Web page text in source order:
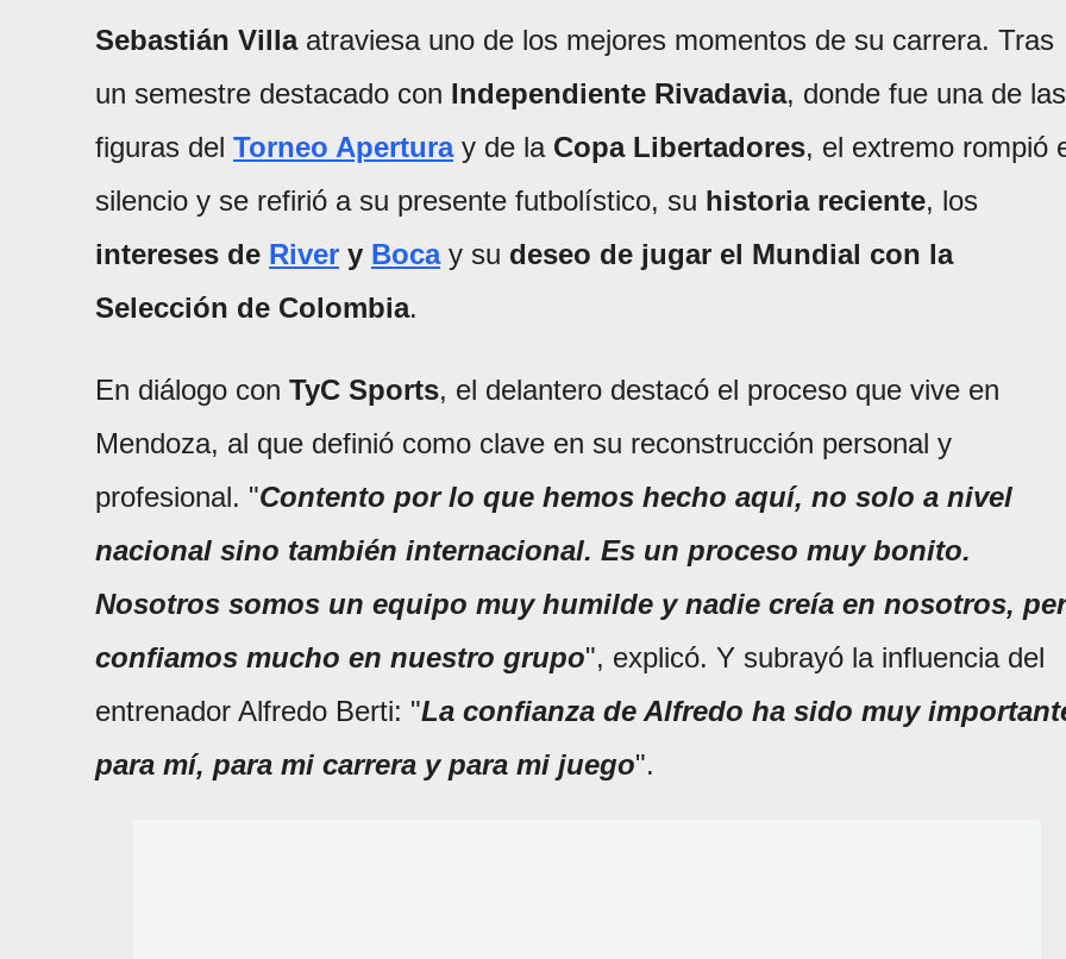
Sebastián Villa atraviesa uno de los mejores momentos de su carrera. Tras
un semestre destacado con Independiente Rivadavia, donde fue una de las
figuras del Torneo Aperturay de la Copa Libertadores, el extremo rompió
silencio y se refirió a su presente futbolístico, su historia reciente, los
intereses de River y Bocay su deseo de jugar el Mundial con la
Selección de Colombia.
En diálogo con TyC Sports, el delantero destacó el proceso que vive en
Mendoza, al que definió como clave en su reconstrucción personal y
profesional. "Contento por lo que hemos hecho aquí, no solo a nivel
nacional sino también internacional. Es un proceso muy bonito.
Nosotros somos un equipo muy humilde y nadie creía en nosotros,
confiamos mucho en nuestro grupo", explicó. Y subrayó la influencia del
entrenador Alfredo Berti: "La confianza de Alfredo ha sido muy
para mí, para mi carrera y para mi juego".